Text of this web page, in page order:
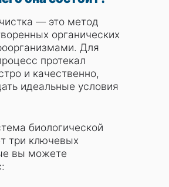
— это метод
органических
Для
протекал
и качественно,
идеальные условия
биологической
три ключевых
вы можете